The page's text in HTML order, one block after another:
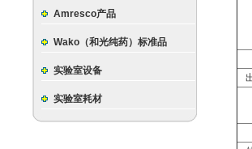
Amresco产品
Wako（和光纯药）标准品
实验室设备
实验室耗材